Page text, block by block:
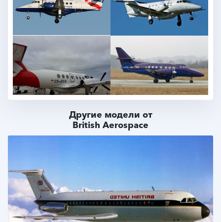
Другие модели от
British Aerospace